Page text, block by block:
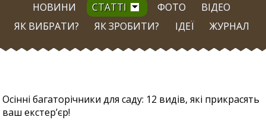
НОВИНИ СТАТТІ ФОТО
ВІДЕО
ЯК ВИБРАТИ?
ЯК ЗРОБИТИ? ІДЕЇ ЖУРНАЛ
Осінні багаторічники для саду: 12 видів, які прикрасять
ваш екстер’єр!